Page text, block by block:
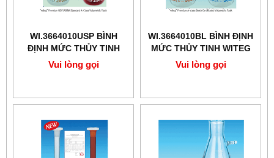
WI.3664010USP BÌNH
ĐỊNH MỨC THỦY TINH
100ML WITEG
Vui lòng gọi
WI.3664010BL BÌNH ĐỊNH
MỨC THỦY TINH WITEG
Vui lòng gọi